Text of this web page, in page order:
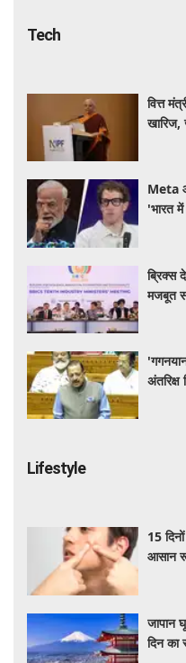
Tech
वित्त
Meta
'भारत
ब्रिक्स
मजबूत
अंतरिक्ष
Lifestyle
15
आसान
जापान
दिन